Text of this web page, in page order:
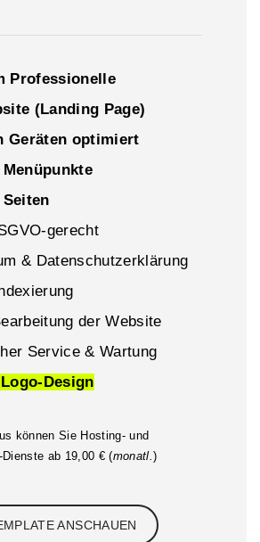
Professionelle
(Landing Page)
Geräten optimiert
Seiten
gerecht
& Datenschutzerklärung
der Website
Service & Wartung
Design
können Sie Hosting- und
Dienste ab 19,00 € (monatl.)
ANSCHAUEN